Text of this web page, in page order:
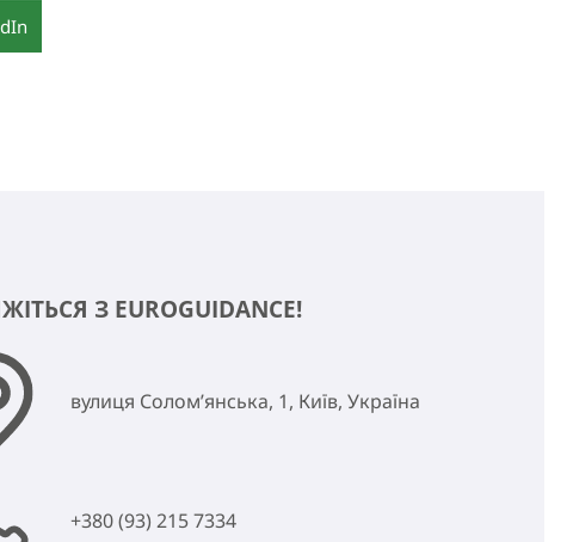
З EUROGUIDANCE!
вулиця Солом’янська, 1, Київ, Україна
+380 (93) 215 7334